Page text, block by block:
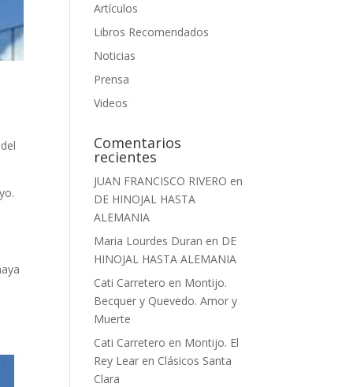
Artículos
Libros Recomendados
Noticias
Prensa
Videos
Comentarios
recientes
JUAN FRANCISCO RIVERO en
DE HINOJAL HASTA
ALEMANIA
Maria Lourdes Duran en DE
HINOJAL HASTA ALEMANIA
Cati Carretero en Montijo.
Becquer y Quevedo. Amor y
Muerte
Cati Carretero en Montijo. El
Rey Lear en Clásicos Santa
Clara